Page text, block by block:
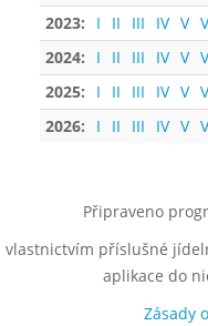
2023:
I II III IV V
2024:
I II III IV V
2025:
I II III IV V
2026:
I II III IV V
Připraveno
příslušné
aplikace do
Zásady